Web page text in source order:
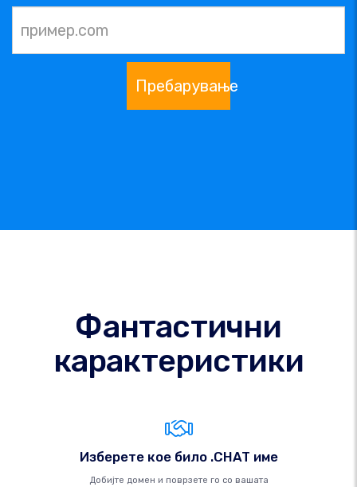
Пребарување
Фантастични
карактеристики
Изберете кое било .CHAT име
Добијте домен и поврзете го со вашата